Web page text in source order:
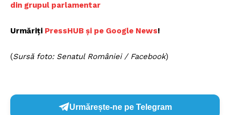
din grupul parlamentar
Urmăriți PressHUB și pe Google News!
(Sursă foto: Senatul României / Facebook)
Urmărește-ne pe Telegram